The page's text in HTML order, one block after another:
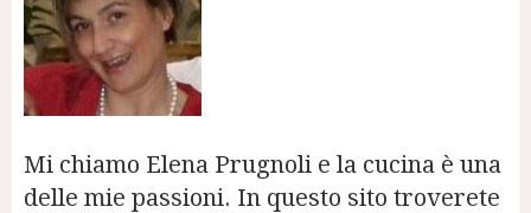
Mi chiamo Elena Prugnoli e la cucina è una
delle mie passioni. In questo sito troverete